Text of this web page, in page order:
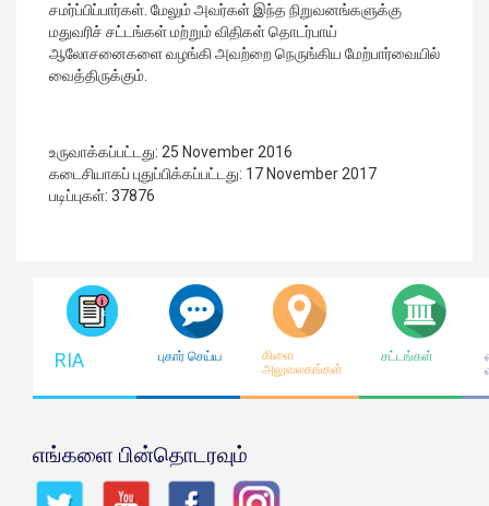
சமர்ப்பிப்பார்கள். மேலும் அவர்கள் இந்த நிறுவனங்களுக்கு
மதுவரிச் சட்டங்கள் மற்றும் விதிகள் தொடர்பாய்
ஆலோசனைகளை வழங்கி அவற்றை நெருங்கிய மேற்பார்வையில்
வைத்திருக்கும்.
உருவாக்கப்பட்டது: 25 November 2016
கடைசியாகப் புதுப்பிக்கப்பட்டது: 17 November 2017
படிப்புகள்: 37876
RIA புகார் செய்ய
கிளை
அலுவலகங்கள்
சட்டங்கள்
எங்களை பின்தொடரவும்